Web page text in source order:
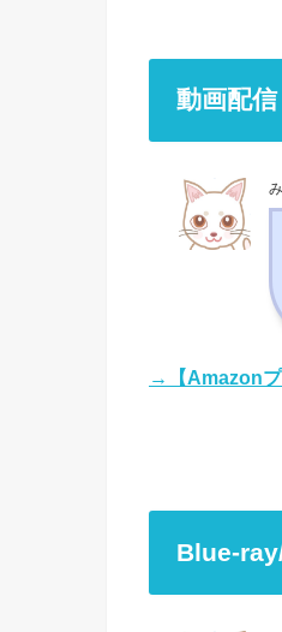
動画配信
→【Amazonプ
Blue-